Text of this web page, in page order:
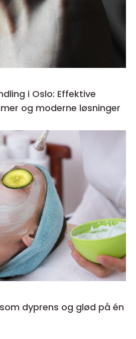
i Oslo: Effektive
og moderne løsninger
dyprens og glød på én